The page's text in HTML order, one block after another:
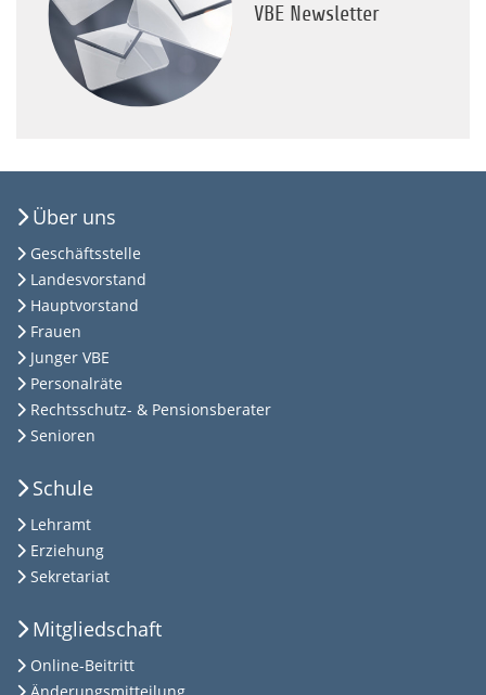
VBE Newsletter
Über uns
Geschäftsstelle
Landesvorstand
Hauptvorstand
Frauen
Junger VBE
Personalräte
Rechtsschutz- & Pensionsberater
Senioren
Schule
Lehramt
Erziehung
Sekretariat
Mitgliedschaft
Online-Beitritt